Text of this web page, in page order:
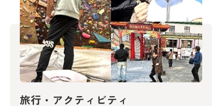
旅行・アクティビティ